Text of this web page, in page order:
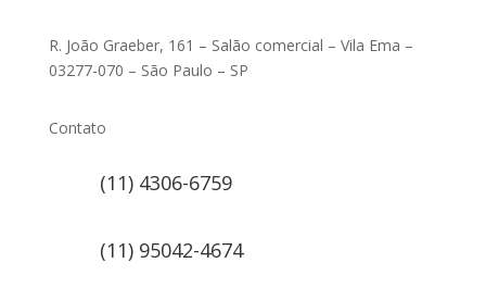
R. João Graeber, 161 – Salão comercial – Vila Ema –
03277-070 – São Paulo – SP
Contato
(11) 4306-6759
(11) 95042-4674